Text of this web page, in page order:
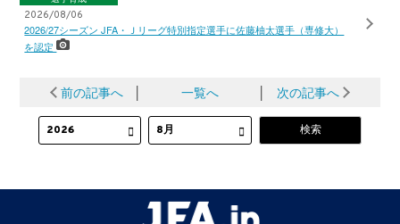
2026/08/06
2026/27シーズン JFA・Ｊリーグ特別指定選手に佐藤柚太選手（専修大）
を認定
前の記事へ │ 一覧へ │ 次の記事へ